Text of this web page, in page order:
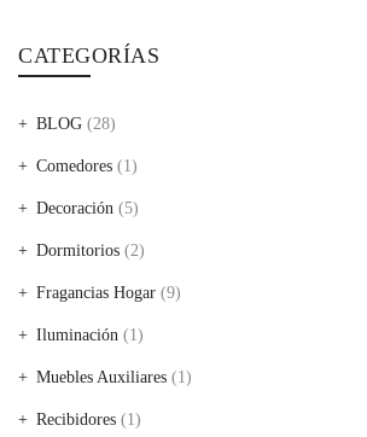
CATEGORÍAS
BLOG (28)
Comedores (1)
Decoración (5)
Dormitorios (2)
Fragancias Hogar (9)
Iluminación (1)
Muebles Auxiliares (1)
Recibidores (1)